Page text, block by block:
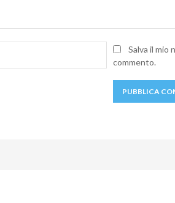
Nome:Salva il mio
commento.